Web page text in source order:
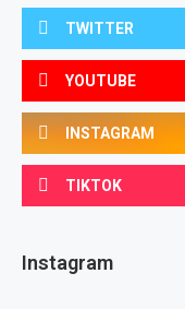
TWITTER
YOUTUBE
INSTAGRAM
TIKTOK
Instagram